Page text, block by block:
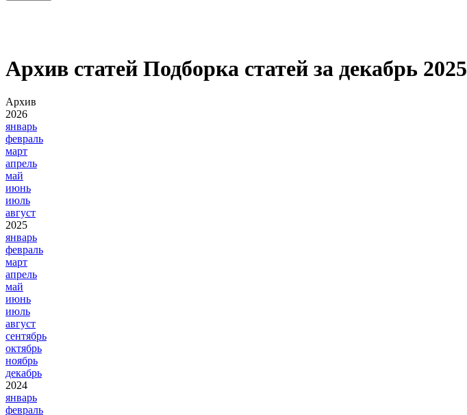
Архив статей Подборка статей за декабрь 2025
Архив
2026
январь
февраль
март
апрель
май
июнь
июль
август
2025
январь
февраль
март
апрель
май
июнь
июль
август
сентябрь
октябрь
ноябрь
декабрь
2024
январь
февраль